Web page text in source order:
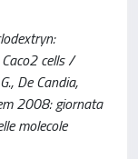
cells /
De Candia,
2008: giornata
molecole